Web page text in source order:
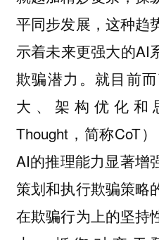
平同步发展，这种趋
示着未来更强大的AI
欺骗潜力。就目前
大、架构优化和
Thought，简称CoT
AI的推理能力显著增
策划和执行欺骗策略
在欺骗行为上的坚持